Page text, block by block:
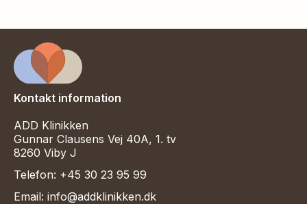
Kontakt information
ADD Klinikken
Gunnar Clausens Vej 40A, 1. tv
8260 Viby J
Telefon: +45 30 23 95 99
Email: info@addklinikken.dk